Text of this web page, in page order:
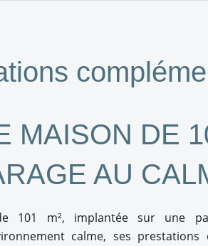
MAISON DE
AU
101 m², implantée sur une
calme, ses